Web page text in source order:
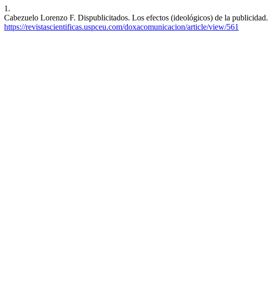
1.
Cabezuelo Lorenzo F. Dispublicitados. Los efectos (ideológicos) de la publicidad.
https://revistascientificas.uspceu.com/doxacomunicacion/article/view/561